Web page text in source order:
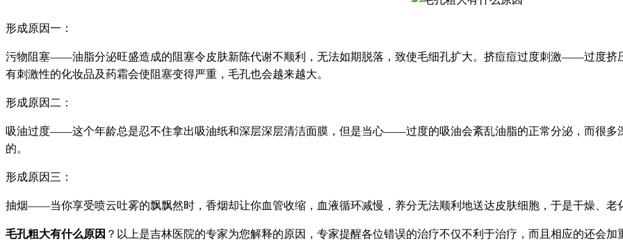
形成原因一：
污物阻塞——油脂分泌旺盛造成的阻塞令皮肤新陈代谢不顺利，无法如期脱落，致使毛细孔扩大。挤痘痘过度刺激——过度挤
有刺激性的化妆品及药霜会使阻塞变得严重，毛孔也会越来越大。
形成原因二：
吸油过度——这个年龄总是忍不住拿出吸油纸和深层深层清洁面膜，但是当心——过度的吸油会紊乱油脂的正常分泌，而很多
的。
形成原因三：
抽烟——当你享受喷云吐雾的飘飘然时，香烟却让你血管收缩，血液循环减慢，养分无法顺利地送达皮肤细胞，于是干燥、老
毛孔粗大有什么原因 ？以上是吉林医院的专家为您解释的原因，专家提醒各位错误的治疗不仅不利于治疗，而且相应的还会